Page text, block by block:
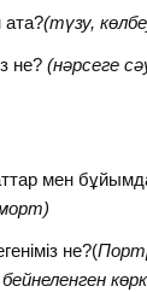
ата?(түзу,
не?(нәрсеге
мен
не?(